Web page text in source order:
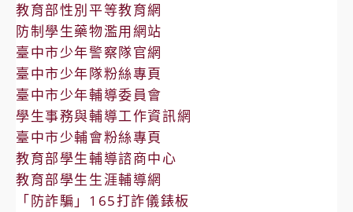
教育部性別平等教育網
防制學生藥物濫用網站
臺中市少年警察隊官網
臺中市少年隊粉絲專頁
臺中市少年輔導委員會
學生事務與輔導工作資訊網
臺中市少輔會粉絲專頁
教育部學生輔導諮商中心
教育部學生生涯輔導網
「防詐騙」165打詐儀錶板